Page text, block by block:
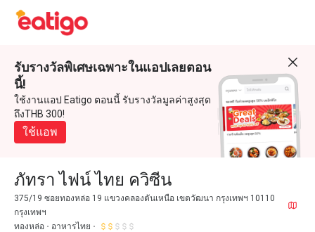
รับรางวัลพิเศษเฉพาะในแอปเลยตอน
นี้!
ใช้งานแอป Eatigo ตอนนี้ รับรางวัลมูลค่าสูงสุด
ถึงTHB 300!
ใช้แอพ
ภัทรา ไฟน์ ไทย ควิซีน
375/19 ซอยทองหล่อ 19 แขวงคลองตันเหนือ เขตวัฒนา กรุงเทพฯ 10110
กรุงเทพฯ
ทองหล่อ
อาหารไทย